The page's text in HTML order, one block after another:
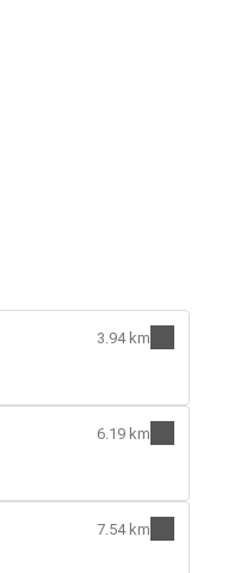
3.94 km
6.19 km
7.54 km